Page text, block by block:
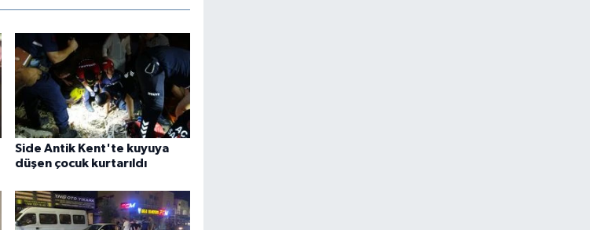
Side Antik Kent'te kuyuya
düşen çocuk kurtarıldı